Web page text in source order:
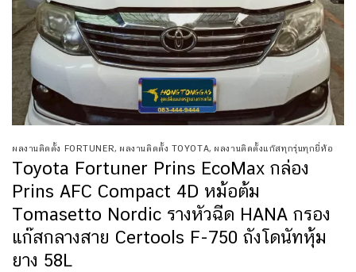
ผลงานติดตั้ง FORTUNER, ผลงานติดตั้ง TOYOTA, ผลงานติดตั้งแก๊สทุกรุ่นทุกยี่ห้อ
Toyota Fortuner Prins EcoMax กล่อง
Prins AFC Compact 4D หม้อต้ม
Tomasetto Nordic รางหัวฉีด HANA กรอง
แก๊สกลางสาย Certools F-750 ถังโดนัทหุ้ม
ยาง 58L